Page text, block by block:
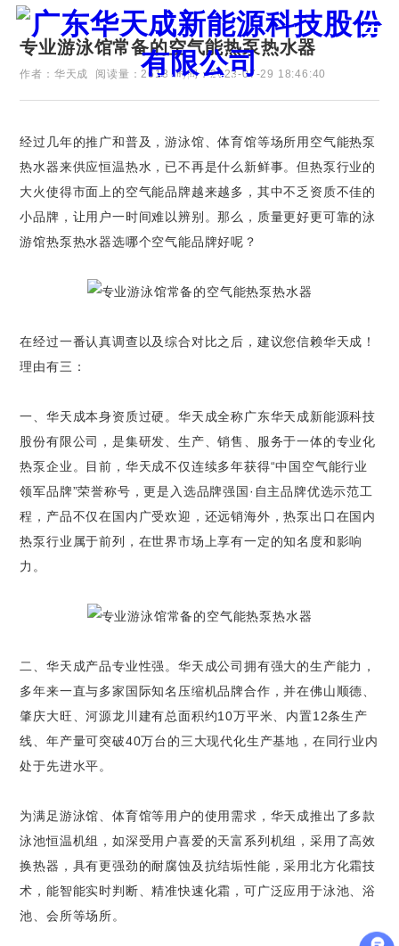
证券代码：835751
专业游泳馆常备的空气能热泵热水器
作者：华天成 阅读量：2613 时间：2023-07-29 18:46:40
经过几年的推广和普及，游泳馆、体育馆等场所用空气能热泵
热水器来供应恒温热水，已不再是什么新鲜事。但热泵行业的
大火使得市面上的空气能品牌越来越多，其中不乏资质不佳的
小品牌，让用户一时间难以辨别。那么，质量更好更可靠的泳
游馆热泵热水器选哪个空气能品牌好呢？
在经过一番认真调查以及综合对比之后，建议您信赖华天成！
理由有三：
一、华天成本身资质过硬。华天成全称广东华天成新能源科技
股份有限公司，是集研发、生产、销售、服务于一体的专业化
热泵企业。目前，华天成不仅连续多年获得“中国空气能行业
领军品牌”荣誉称号，更是入选品牌强国·自主品牌优选示范工
程，产品不仅在国内广受欢迎，还远销海外，热泵出口在国内
热泵行业属于前列，在世界市场上享有一定的知名度和影响
力。
二、华天成产品专业性强。华天成公司拥有强大的生产能力，
多年来一直与多家国际知名压缩机品牌合作，并在佛山顺德、
肇庆大旺、河源龙川建有总面积约10万平米、内置12条生产
线、年产量可突破40万台的三大现代化生产基地，在同行业内
处于先进水平。
为满足游泳馆、体育馆等用户的使用需求，华天成推出了多款
泳池恒温机组，如深受用户喜爱的天富系列机组，采用了高效
换热器，具有更强劲的耐腐蚀及抗结垢性能，采用北方化霜技
术，能智能实时判断、精准快速化霜，可广泛应用于泳池、浴
池、会所等场所。